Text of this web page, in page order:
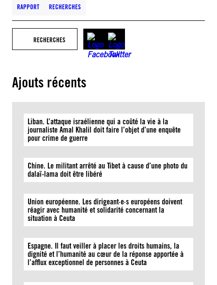
RAPPORT RECHERCHES
RECHERCHES
Ajouts récents
Liban. L’attaque israélienne qui a coûté la vie à la
journaliste Amal Khalil doit faire l’objet d’une enquête
pour crime de guerre
Chine. Le militant arrêté au Tibet à cause d’une photo du
dalaï-lama doit être libéré
Union européenne. Les dirigeant·e·s européens doivent
réagir avec humanité et solidarité concernant la
situation à Ceuta
Espagne. Il faut veiller à placer les droits humains, la
dignité et l’humanité au cœur de la réponse apportée à
l’afflux exceptionnel de personnes à Ceuta